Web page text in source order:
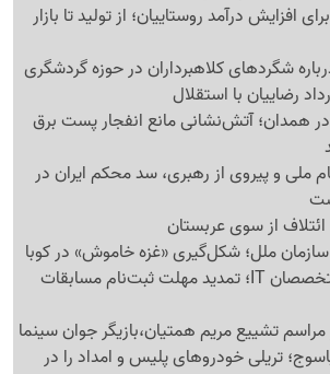
افزایش درآمد روستاییان؛ از تولید تا بازار
شگردهای کلاهبرداران در حوزه گردشگری
رضاییان با استقلال
همدان؛ آتش‌نشانی مانع انفجار پست برق
ملی و پیروی از رهبری، سد محکم ایران در
ائتلاف از سوی عربستان
ملل؛ شکل‌گیری «غزه‌ خاموش» در کوبا
فرصت ویژه برای متخصصان IT؛ تمدید مهلت ثبت‌نام مسابقات
مراسم تشییع مریم همتیان،بازیگر جوان سینما
تریلی خودروهای پلیس و امداد را در